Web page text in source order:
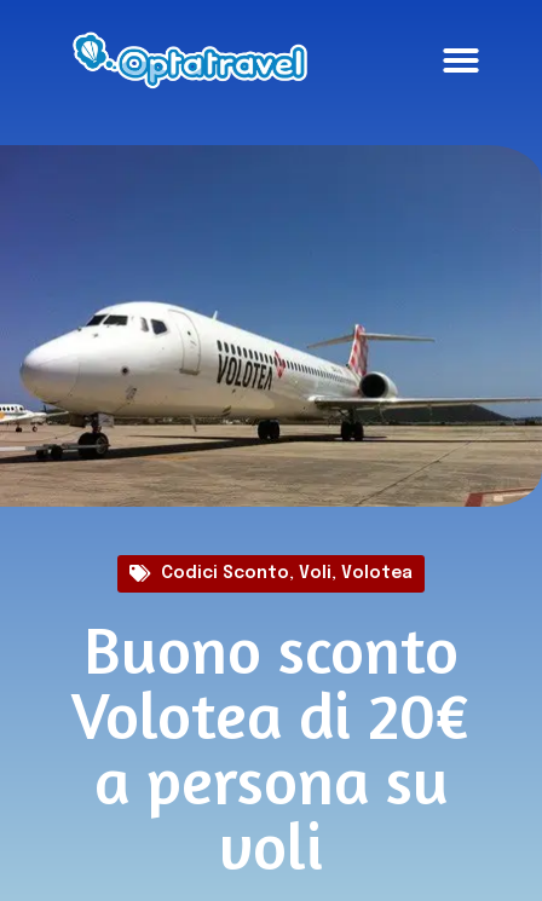
Codici Sconto, Voli, Volotea
Buono sconto
Volotea di 20€
a persona su
voli